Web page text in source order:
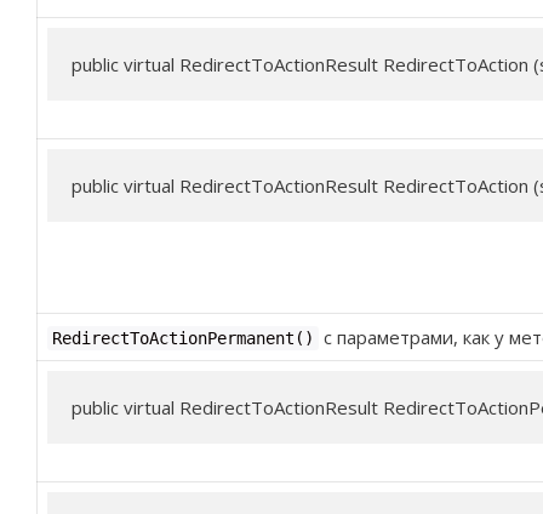
public virtual RedirectToActionResult
public virtual RedirectToActionResult
RedirectToActionPermanent() c параметрами, как у
public virtual RedirectToActionResult